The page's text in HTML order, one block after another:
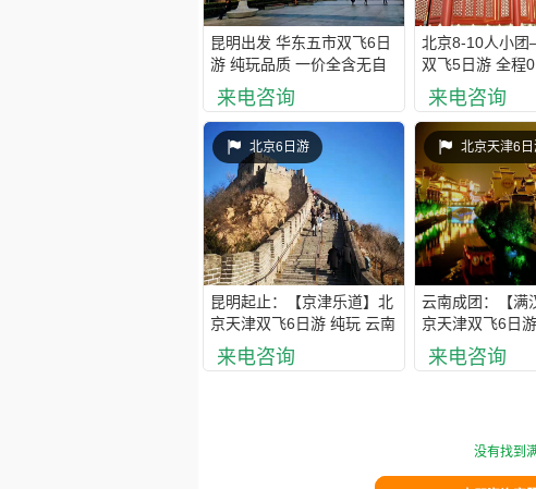
昆明出发 华东五市双飞6日
游 纯玩品质 一价全含无自
费，不带钱包旅游
来电咨询
北京8-10人小
双飞5日游 全程
0套路，一价全
都来电咨询
北京6日游
昆明起止：【京津乐道】北
京天津双飞6日游 纯玩 云南
独立成团 全陪带队
来电咨询
北京天津6日
云南成团：【满
京天津双飞6日
物 0自费0购物0
全含 全程领队陪
来电咨询
没有找到